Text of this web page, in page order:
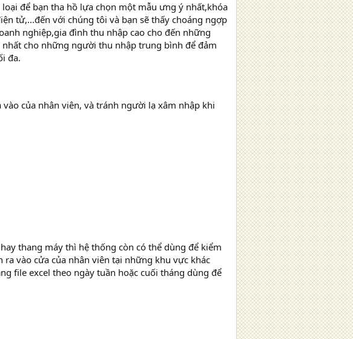
để bạn tha hồ lựa chọn một mẫu ưng ý nhất,khóa
tử,...đến với chúng tôi và bạn sẽ thấy choáng ngợp
nghiệp,gia đình thu nhập cao cho đến những
cho những người thu nhập trung bình để đảm
đa.
của nhân viên, và tránh người lạ xâm nhập khi
thang máy thì hệ thống còn có thể dùng để kiểm
vào cửa của nhân viên tại những khu vực khác
file excel theo ngày tuần hoặc cuối tháng dùng để